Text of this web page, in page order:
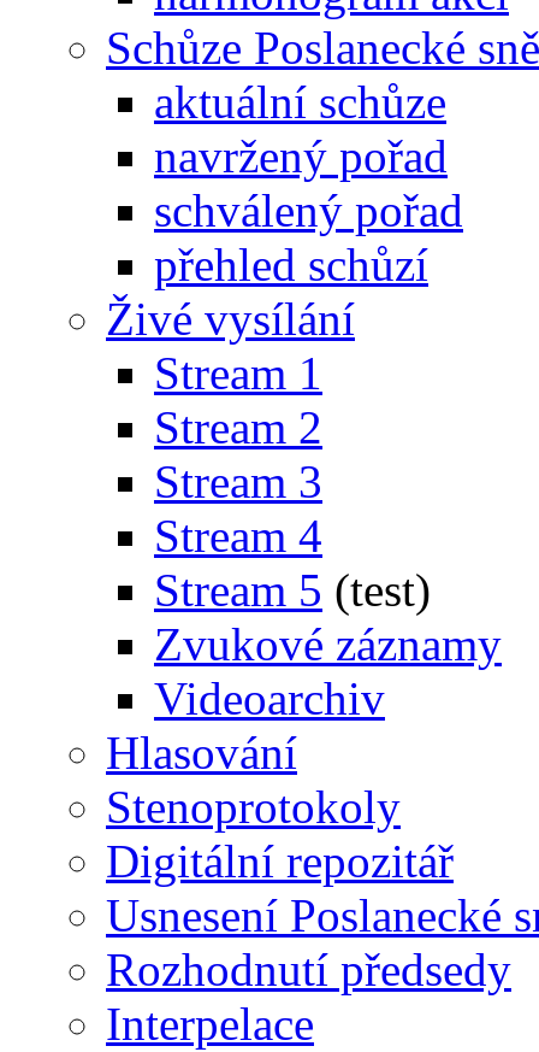
Schůze Poslanecké
aktuální schůze
navržený pořad
schválený pořad
přehled schůzí
Živé vysílání
Stream 1
Stream 2
Stream 3
Stream 4
Stream 5 (test)
Zvukové záznamy
Videoarchiv
Hlasování
Stenoprotokoly
Digitální repozitář
Usnesení Poslanecké
Rozhodnutí předsedy
Interpelace